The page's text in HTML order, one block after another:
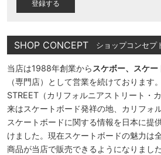
SHOP CONCEPT ショップコンセプ
当店は1988年創業から スケボー、スケー
（専門店）として営業を続けております
STREET（カリフォルニアストリート・
来はスケートボード発祥の地、カリフォ
スケートボードに関する情報を日本に提
けました。現在スケートボードの魅力は
商品が当店で販売できるようになりまし